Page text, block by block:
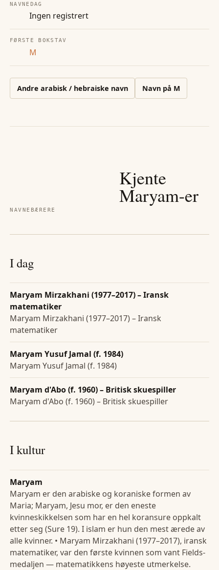
NAVNEDAG
Ingen registrert
FØRSTE BOKSTAV
M
Andre arabisk / hebraiske navn Navn på M
NAVNEBÆRERE
Kjente
Maryam-er
I dag
Maryam Mirzakhani (1977–2017) – Iransk
matematiker
Maryam Mirzakhani (1977–2017) – Iransk
matematiker
Maryam Yusuf Jamal (f. 1984)
Maryam Yusuf Jamal (f. 1984)
Maryam d'Abo (f. 1960) – Britisk skuespiller
Maryam d'Abo (f. 1960) – Britisk skuespiller
I kultur
Maryam
Maryam er den arabiske og koraniske formen av
Maria; Maryam, Jesu mor, er den eneste
kvinneskikkelsen som har en hel koransure oppkalt
etter seg (Sure 19). I islam er hun den mest ærede av
alle kvinner. • Maryam Mirzakhani (1977–2017), iransk
matematiker, var den første kvinnen som vant Fields-
medaljen — matematikkens høyeste utmerkelse.